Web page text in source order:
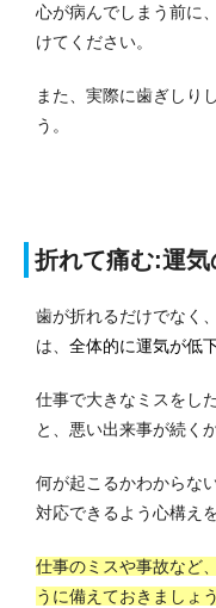
心が病んでしまう前に
けてください。
また、実際に歯ぎしり
う。
折れて痛む:運気
歯が折れるだけでなく
は、 全体的に運気が低
仕事で大きなミスをし
と、悪い出来事が続く
何が起こるかわからな
対応できるよう心構え
仕事のミスや事故など
うに備えておきましょう